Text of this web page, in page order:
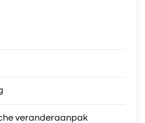
veranderaanpak